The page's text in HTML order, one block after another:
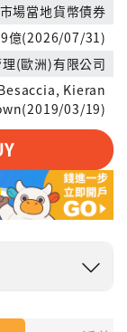
場當地貨幣債券
億(2026/07/31)
(歐洲)有限公司
Kieran
03/19)